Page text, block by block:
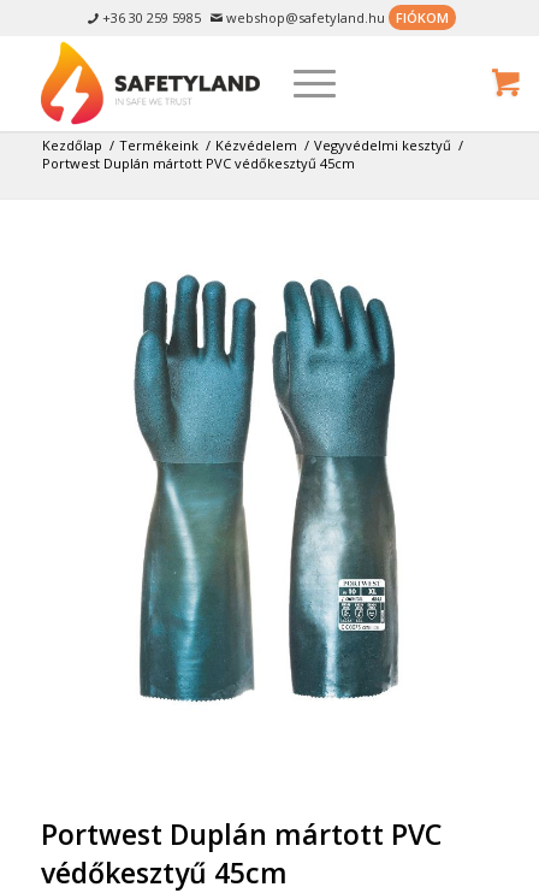
 +36 30 259 5985  webshop@safetyland.hu FIÓKOM
Kezdőlap / Termékeink / Kézvédelem / Vegyvédelmi kesztyű /
Portwest Duplán mártott PVC védőkesztyű 45cm
Portwest Duplán mártott PVC
védőkesztyű 45cm